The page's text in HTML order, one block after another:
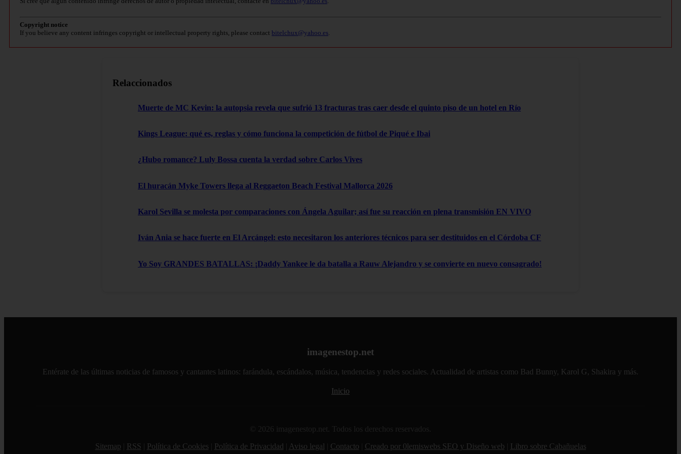
Copyright notice
If you believe any content infringes copyright or intellectual property rights, please contact bitelchux@yahoo.es.
Relaccionados
Muerte de MC Kevin: la autopsia revela que sufrió 13 fracturas tras caer desde el quinto piso de un hotel en Río
Kings League: qué es, reglas y cómo funciona la competición de fútbol de Piqué e Ibai
¿Hubo romance? Luly Bossa cuenta la verdad sobre Carlos Vives
El huracán Myke Towers llega al Reggaeton Beach Festival Mallorca 2026
Karol Sevilla se molesta por comparaciones con Ángela Aguilar; así fue su reacción en plena transmisión EN VIVO
Iván Ania se hace fuerte en El Arcángel: esto necesitaron los anteriores técnicos para ser destituidos en el Córdoba CF
Yo Soy GRANDES BATALLAS: ¡Daddy Yankee le da batalla a Rauw Alejandro y se convierte en nuevo consagrado!
imagenestop.net
Entérate de las últimas noticias de famosos y cantantes latinos: farándula, escándalos, música, tendencias y redes sociales. Actualidad de artistas como Bad Bunny, Karol G, Shakira y más.
Inicio
© 2026 imagenestop.net. Todos los derechos reservados.
Sitemap
RSS Política de Cookies Política de Privacidad Aviso legal Contacto Creado por 0lemiswebs SEO y Diseño web Libro sobre Cabañuelas